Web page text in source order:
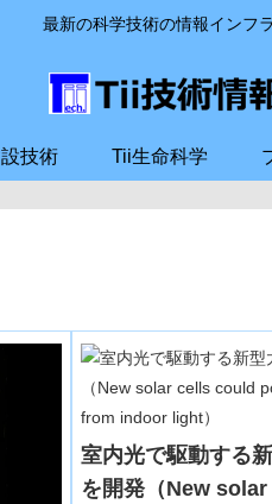
最新の科学技術の情報インフラ
技術 Tii生命科学
室内光で駆動する
を開発（New